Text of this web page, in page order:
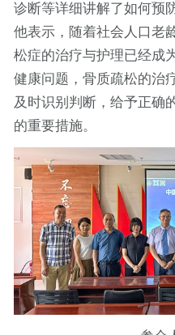
诊断等详细讲解了如何预
他表示，随着社会人口老
松症的治疗与护理已经成
健康问题，骨质疏松的治
及时识别判断，给予正确
的重要措施。